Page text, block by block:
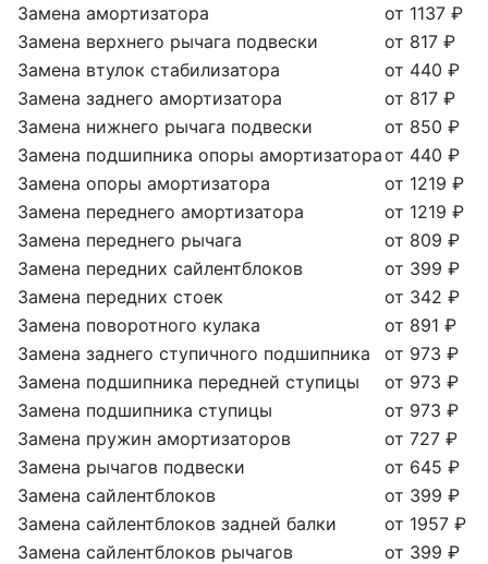
Замена амортизатора
от 1137 ₽
Замена верхнего рычага подвески
от 817 ₽
Замена втулок стабилизатора
от 440 ₽
Замена заднего амортизатора
от 817 ₽
Замена нижнего рычага подвески
от 850 ₽
Замена подшипника опоры амортизатораот 440 ₽
Замена опоры амортизатора
от 1219 ₽
Замена переднего амортизатора
от 1219 ₽
Замена переднего рычага
от 809 ₽
Замена передних сайлентблоков
от 399 ₽
Замена передних стоек
от 342 ₽
Замена поворотного кулака
от 891 ₽
Замена заднего ступичного подшипника
от 973 ₽
Замена подшипника передней ступицы
от 973 ₽
Замена подшипника ступицы
от 973 ₽
Замена пружин амортизаторов
от 727 ₽
Замена рычагов подвески
от 645 ₽
Замена сайлентблоков
от 399 ₽
Замена сайлентблоков задней балки
от 1957 ₽
Замена сайлентблоков рычагов
от 399 ₽